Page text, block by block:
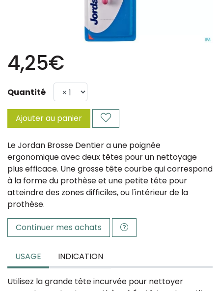
4,25€
Quantité
Ajouter au panier
Le Jordan Brosse Dentier a une poignée
ergonomique avec deux têtes pour un nettoyage
plus efficace. Une grosse tête courbe qui correspond
à la forme du prothèse et une petite tête pour
atteindre des zones difficiles, ou l'intérieur de la
prothèse.
Continuer mes achats
USAGE INDICATION
Utilisez la grande tête incurvée pour nettoyer